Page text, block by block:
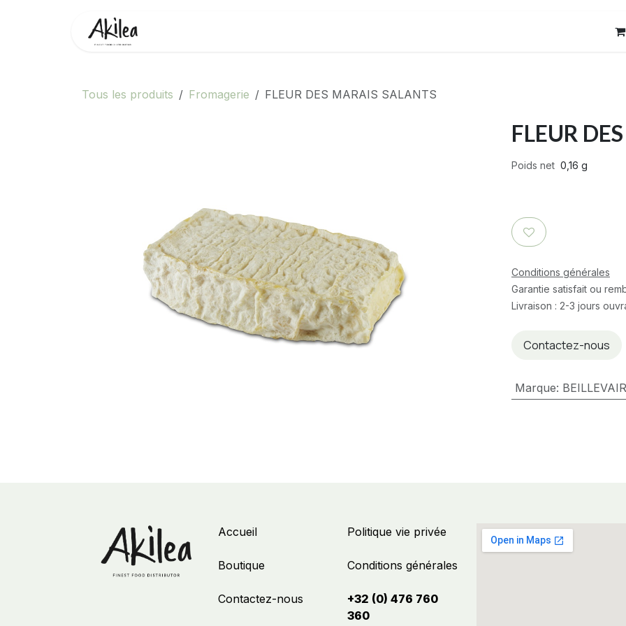
Tous les produits Fromagerie FLEUR DES MARAIS SALANTS
FLEUR
Poids net 0,16 g
Conditions générales
Garantie satisfait ou
Livraison : 2-3 jours
Contactez-nous
Marque:
Politique vie privée
Conditions générales
+32 (0) 476 760
360
Accueil
Boutique
Contactez-nous